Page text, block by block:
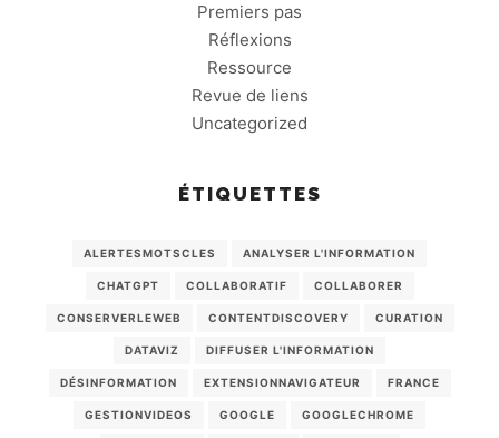
Premiers pas
Réflexions
Ressource
Revue de liens
Uncategorized
ÉTIQUETTES
ALERTESMOTSCLES ANALYSER L'INFORMATION
CHATGPT COLLABORATIF COLLABORER
CONSERVERLEWEB CONTENTDISCOVERY CURATION
DATAVIZ DIFFUSER L'INFORMATION
DÉSINFORMATION EXTENSIONNAVIGATEUR FRANCE
GESTIONVIDEOS GOOGLE GOOGLECHROME